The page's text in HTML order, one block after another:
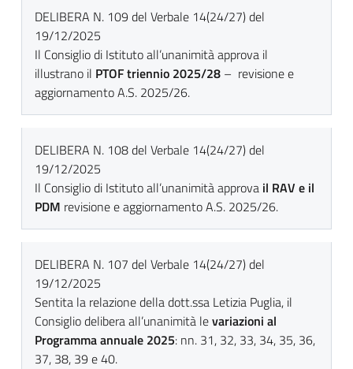
DELIBERA N. 109 del Verbale 14(24/27) del
19/12/2025
Il Consiglio di Istituto all’unanimità approva il
illustrano il PTOF triennio 2025/28 – revisione e
aggiornamento A.S. 2025/26.
DELIBERA N. 108 del Verbale 14(24/27) del
19/12/2025
Il Consiglio di Istituto all’unanimità approva il RAV e il
PDM revisione e aggiornamento A.S. 2025/26.
DELIBERA N. 107 del Verbale 14(24/27) del
19/12/2025
Sentita la relazione della dott.ssa Letizia Puglia, il
Consiglio delibera all’unanimità levariazioni al
Programma annuale 2025: nn. 31, 32, 33, 34, 35, 36,
37, 38, 39 e 40.